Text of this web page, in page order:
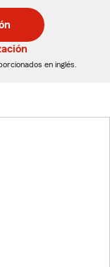
en inglés.